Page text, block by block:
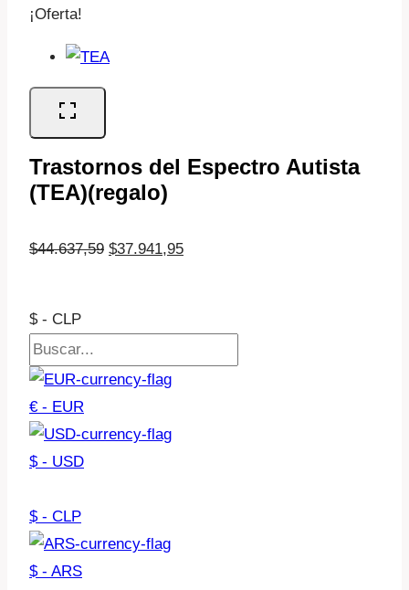
¡Oferta!
Trastornos del Espectro Autista
(TEA)(regalo)
$44.637,59 El
era:
$37.941,95El
es:
$ - CLP
€ - EUR
$ - USD
$ - CLP
$ - ARS